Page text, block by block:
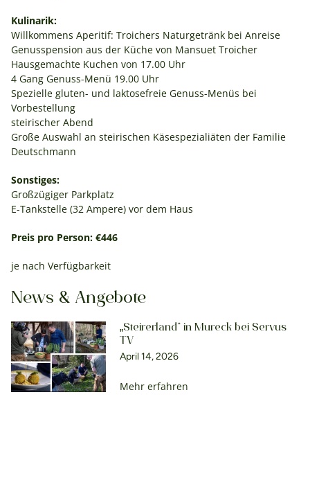
Kulinarik:
Willkommens Aperitif: Troichers Naturgetränk bei Anreise
Genusspension aus der Küche von Mansuet Troicher
Hausgemachte Kuchen von 17.00 Uhr
4 Gang Genuss-Menü 19.00 Uhr
Spezielle gluten- und laktosefreie Genuss-Menüs bei
Vorbestellung
steirischer Abend
Große Auswahl an steirischen Käsespezialiäten der Familie
Deutschmann
Sonstiges:
Großzügiger Parkplatz
E-Tankstelle (32 Ampere) vor dem Haus
Preis pro Person: €446
je nach Verfügbarkeit
News & Angebote
„Steirerland“ in Mureck bei Servus
TV
April 14, 2026
Mehr erfahren